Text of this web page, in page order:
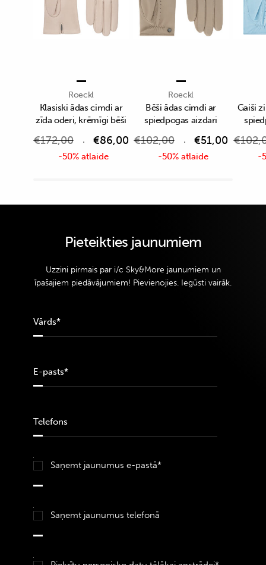
Roeckl
Klasiski ādas cimdi ar
zīda oderi, krēmīgi bēši
€172,00 €86,00
-50% atlaide
Roeckl
Bēši ādas cimdi ar
spiedpogas aizdari
€102,00 €51,00
-50% atlaide
Gaiši
€
-
Pieteikties jaunumiem
Uzzini pirmais par i/c Sky&More jaunumiem un
īpašajiem piedāvājumiem! Pievienojies. Iegūsti vairāk.
Saņemt jaunumus e-pastā*
Saņemt jaunumus telefonā